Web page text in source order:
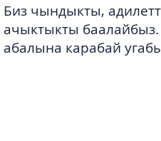
Биз чындыкты,
ачыктыкты
абалына карабай